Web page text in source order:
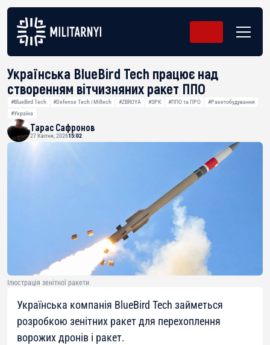
Українська BlueBird Tech працює над
створенням вітчизняних ракет ППО
#BlueBird Tech #Defense Tech і Miltech #ZBROYA #ЗРК #ППО та ПРО
#Ракетобудування
#Україна
Тарас Сафронов
27 Квітня, 202615:02
Ілюстрація зенітної ракети
Українська компанія BlueBird Tech займеться
розробкою зенітних ракет для перехоплення
ворожих дронів і ракет.